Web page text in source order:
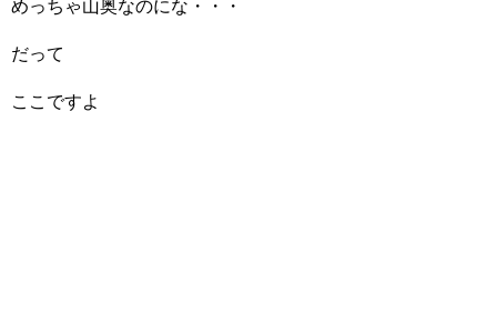
めっちゃ山奥なのにな・・・
だって
ここですよ